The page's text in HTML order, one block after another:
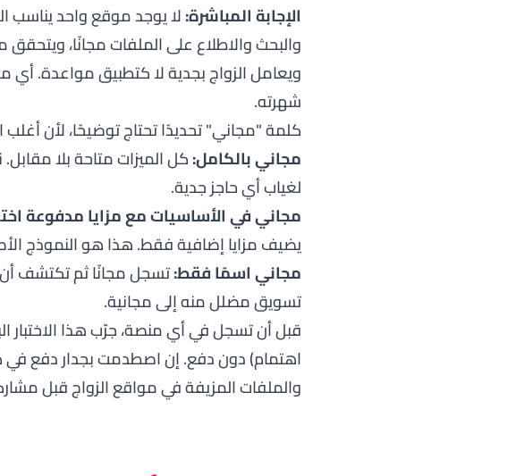
الإجابة المباشرة:لا يوجد موقع واحد يناسب
والبحث والاطلاع على الملفات مجانًا،
ويعامل الزواج بجدية لا كتطبيق مواعدة.
شهرته.
كلمة "مجاني" تحديدًا تحتاج توضيحًا، لأن
مجاني بالكامل:كل الميزات متاحة بلا
لغياب أي حاجز جدية.
مجاني في الأساسيات مع مزايا مدفوعة
يضيف مزايا إضافية فقط. هذا هو النموذج
مجاني اسمًا فقط:تسجل مجانًا ثم تكتشف
تسويق مضلل منه إلى مجانية.
قبل أن تسجل في أي منصة، جرّب هذا الاختبار
اهتمام) دون دفع. إن اصطدمت بجدار دفع في
والملفات المزيفة في مواقع الزواجقبل